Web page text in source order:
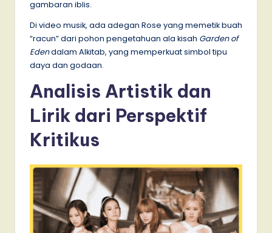
gambaran iblis.
Di video musik, ada adegan Rose yang memetik buah
“racun” dari pohon pengetahuan ala kisah Garden of
Edendalam Alkitab, yang memperkuat simbol tipu
daya dan godaan.
Analisis Artistik dan
Lirik dari Perspektif
Kritikus